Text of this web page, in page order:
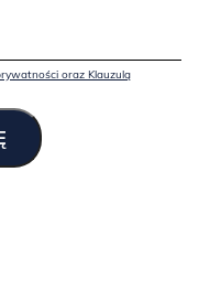
oraz Klauzulą